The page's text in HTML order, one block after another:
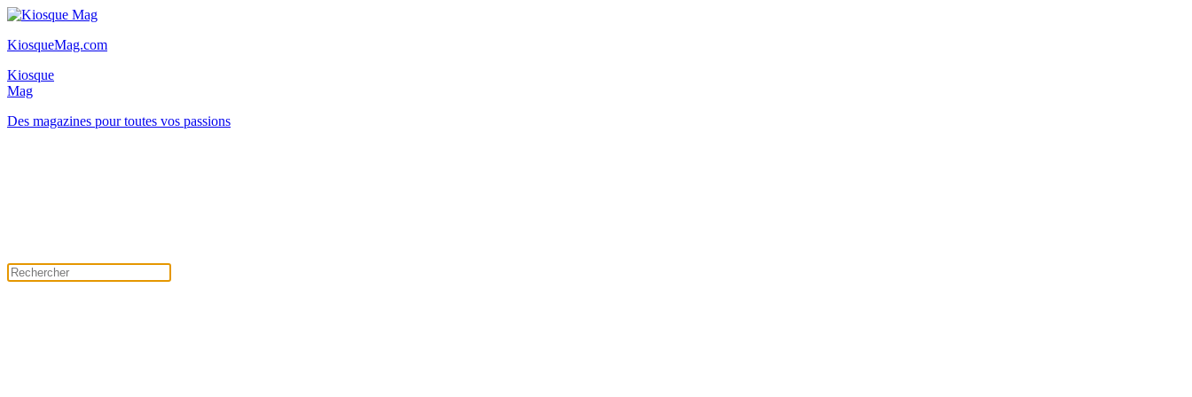
KiosqueMag.com
Kiosque
Mag
Des magazines pour toutes vos passions